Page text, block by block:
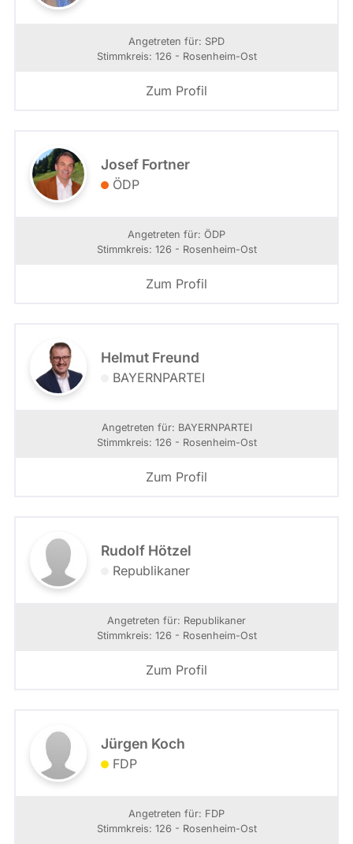
Angetreten für: SPD
Stimmkreis: 126 - Rosenheim-Ost
Zum Profil
Josef Fortner
ÖDP
Angetreten für: ÖDP
Stimmkreis: 126 - Rosenheim-Ost
Zum Profil
Helmut Freund
BAYERNPARTEI
Angetreten für: BAYERNPARTEI
Stimmkreis: 126 - Rosenheim-Ost
Zum Profil
Rudolf Hötzel
Republikaner
Angetreten für: Republikaner
Stimmkreis: 126 - Rosenheim-Ost
Zum Profil
Jürgen Koch
FDP
Angetreten für: FDP
Stimmkreis: 126 - Rosenheim-Ost